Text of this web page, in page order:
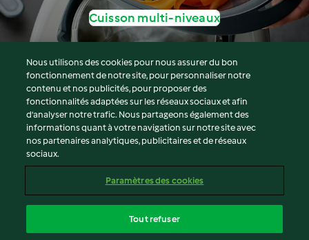
Cuisson multi-niveaux
© Copyright 2026
Conditions d'utilisation
Politique de confidentialité
Non-responsabilité
Mentions légales
Contenu du rapport
Déclaration d'accessibilité
Nous utilisons des cookies pour nous assurer du bon
fonctionnement de notre site, pour personnaliser notre
contenu et nos publicités, pour proposer des
fonctionnalités adaptées sur les réseaux sociaux et afin
d’analyser notre trafic. Nous partageons également des
informations quant à votre navigation sur notre site avec
nos partenaires analytiques, publicitaires et de réseaux
sociaux.
Paramètres des cookies
Tout refuser